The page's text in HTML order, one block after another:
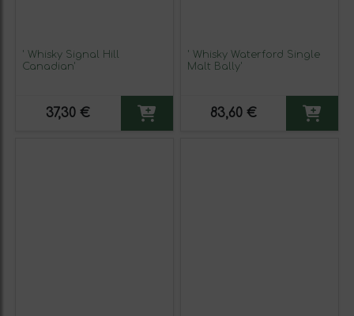
' Whisky Signal Hill
Canadian'
37,30 €
' Whisky Waterford Single
Malt Bally'
83,60 €